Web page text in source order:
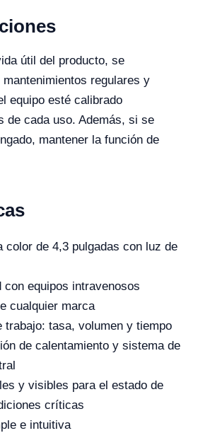
útil del producto, se
regulares y
equipo esté calibrado
de cada uso. Además, si se
mantener la función de
color de 4,3 pulgadas con luz de
con equipos intravenosos
cualquier marca
trabajo: tasa, volumen y tiempo
de calentamiento y sistema de
y visibles para el estado de
críticas
e intuitiva